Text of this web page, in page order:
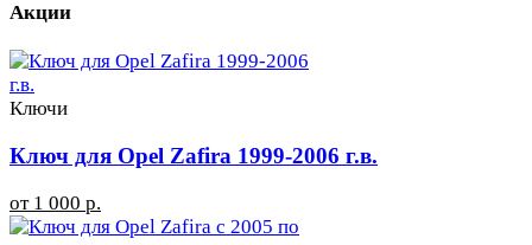
Акции
Ключи
Ключ для Opel Zafira 1999-2006 г.в.
от 1 000 р.